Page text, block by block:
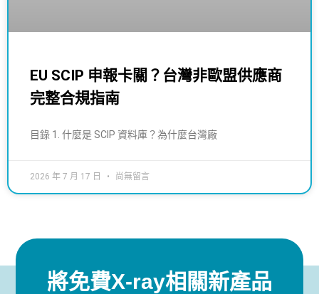
EU SCIP 申報卡關？台灣非歐盟供應商
完整合規指南
目錄 1. 什麼是 SCIP 資料庫？為什麼台灣廠
2026 年 7 月 17 日 尚無留言
將免費X-ray相關新產品